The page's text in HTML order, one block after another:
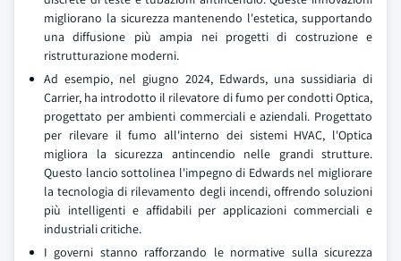
migliorano la sicurezza mantenendo l'estetica, supportando
una diffusione più ampia nei progetti di costruzione e
ristrutturazione moderni.
Ad esempio, nel giugno 2024, Edwards, una sussidiaria di
Carrier, ha introdotto il rilevatore di fumo per condotti Optica,
progettato per ambienti commerciali e aziendali. Progettato
per rilevare il fumo all'interno dei sistemi HVAC, l'Optica
migliora la sicurezza antincendio nelle grandi strutture.
Questo lancio sottolinea l'impegno di Edwards nel migliorare
la tecnologia di rilevamento degli incendi, offrendo soluzioni
più intelligenti e affidabili per applicazioni commerciali e
industriali critiche.
I governi stanno rafforzando le normative sulla sicurezza